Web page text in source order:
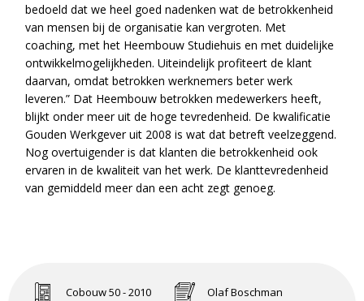
bedoeld dat we heel goed nadenken wat de betrokkenheid
van mensen bij de organisatie kan vergroten. Met
coaching, met het Heembouw Studiehuis en met duidelijke
ontwikkelmogelijkheden. Uiteindelijk profiteert de klant
daarvan, omdat betrokken werknemers beter werk
leveren.” Dat Heembouw betrokken medewerkers heeft,
blijkt onder meer uit de hoge tevredenheid. De kwalificatie
Gouden Werkgever uit 2008 is wat dat betreft veelzeggend.
Nog overtuigender is dat klanten die betrokkenheid ook
ervaren in de kwaliteit van het werk. De klanttevredenheid
van gemiddeld meer dan een acht zegt genoeg.
Cobouw 50 - 2010
Olaf Boschman